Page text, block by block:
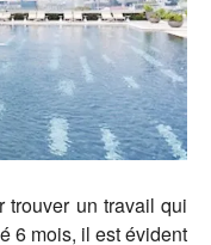
trouver un travail qui
6 mois, il est évident